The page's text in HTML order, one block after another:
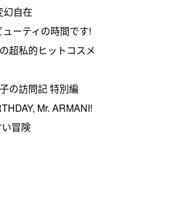
幻自在
ーティの時間です!
超私的ヒットコスメ
の訪問記 特別編
Mr. ARMANI!
冒険